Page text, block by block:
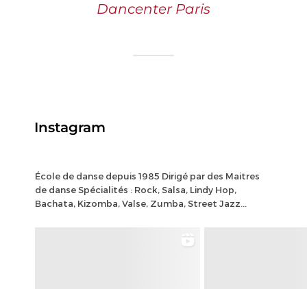
Dancenter Paris
Instagram
École de danse depuis 1985 Dirigé par des Maitres
de danse Spécialités : Rock, Salsa, Lindy Hop,
Bachata, Kizomba, Valse, Zumba, Street Jazz...